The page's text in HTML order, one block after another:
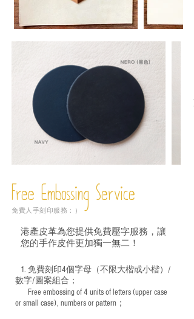
Free Embossing Service
免費人手刻印服務：）
港產皮革為您提供免費壓字服務，讓
您的手作皮件更加獨一無二！
1. 免費刻印4個字母（不限大楷或小楷）/
數字/圖案組合；
Free embossing of 4 units of letters (upper case
or small case), numbers or pattern；